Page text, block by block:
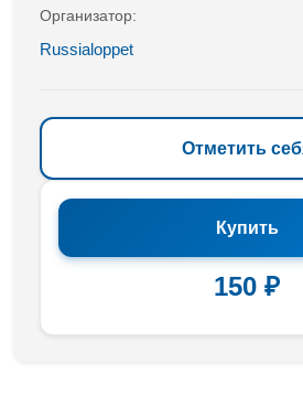
Организатор:
Russialoppet
Отметить
Купить
150 ₽